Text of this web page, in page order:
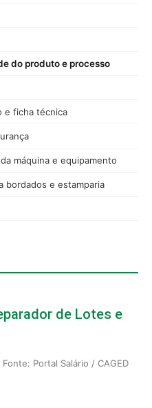
do produto e processo
e ficha técnica
máquina e equipamento
bordados e estamparia
de Lotes e
Portal Salário / CAGED